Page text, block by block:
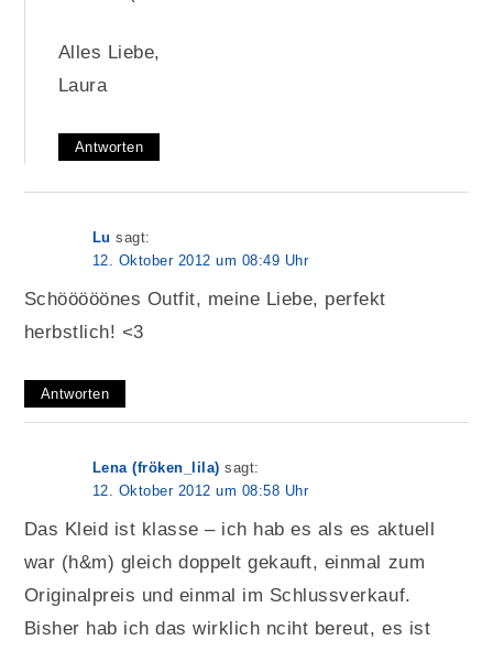
Alles Liebe,
Laura
Antworten
Lu sagt:
12. Oktober 2012 um 08:49 Uhr
Schööööönes Outfit, meine Liebe, perfekt
herbstlich! <3
Antworten
Lena (fröken_lila) sagt:
12. Oktober 2012 um 08:58 Uhr
Das Kleid ist klasse – ich hab es als es aktuell
war (h&m) gleich doppelt gekauft, einmal zum
Originalpreis und einmal im Schlussverkauf.
Bisher hab ich das wirklich nciht bereut, es ist